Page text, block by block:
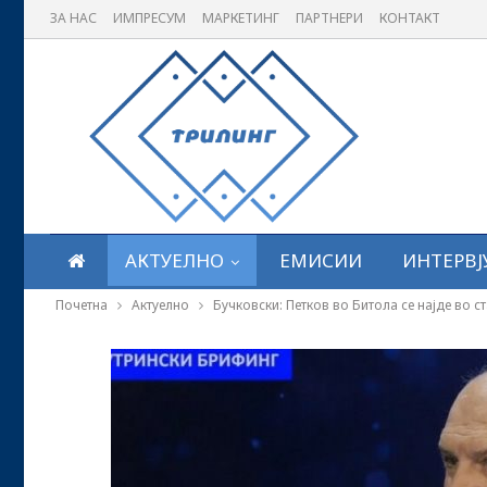
ЗА НАС ИМПРЕСУМ МАРКЕТИНГ ПАРТНЕРИ КОНТАКТ
АКТУЕЛНО ЕМИСИИ
Почетна Актуелно Бучковски: Петков во Битола се најде во